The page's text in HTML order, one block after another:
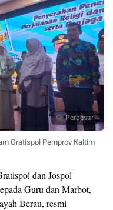
Perbesar
Gratispol Pemprov Kaltim
dan Jospol
Guru dan Marbot,
Berau, resmi